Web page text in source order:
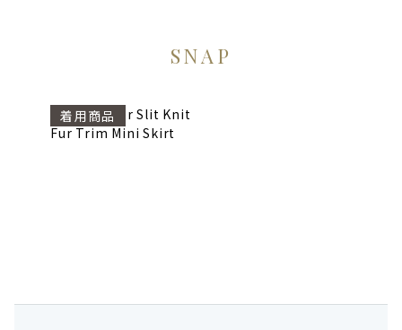
SNAP
着用商品
Off Shoulder Slit Knit
Fur Trim Mini Skirt